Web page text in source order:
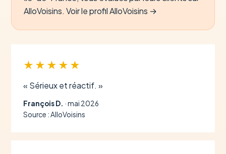
AlloVoisins. Voir le profil AlloVoisins →
★★★★★
« Sérieux et réactif. »
François D. · mai 2026
Source : AlloVoisins